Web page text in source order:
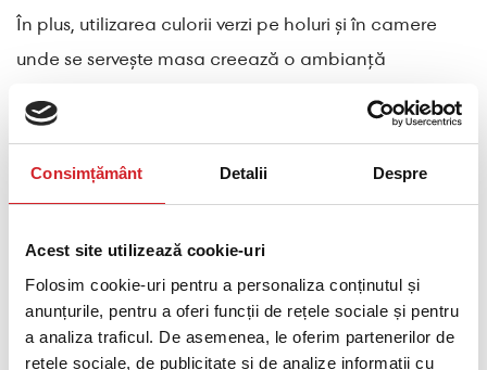
Consimțământ Detalii Despre
Acest site utilizează cookie-uri
Folosim cookie-uri pentru a personaliza conținutul și
anunțurile, pentru a oferi funcții de rețele sociale și pentru
a analiza traficul. De asemenea, le oferim partenerilor de
rețele sociale, de publicitate și de analize informații cu
În plus, utilizarea culorii verzi pe holuri și în camere
unde se servește masa creează o ambianță
bineveniți din prima clipă în care intră în astfel de
spații. Aplicarea nuanțelor de verde în camerele
unde se servește masa este o alegere excelentă în
sociale.